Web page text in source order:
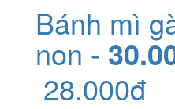
Bánh mì
non -
28.000đ